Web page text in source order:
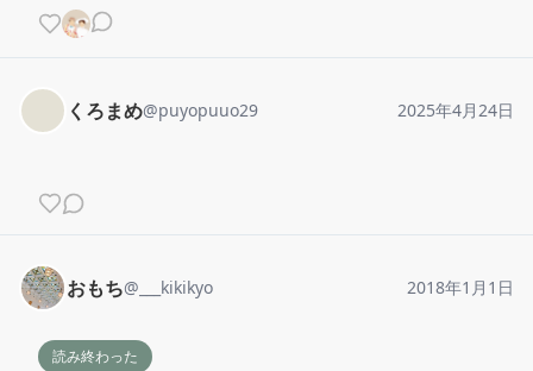
くろまめ@puyopuuo29 2025年4月24日
おもち@ ___kikikyo 2018年1月1日
読み終わった